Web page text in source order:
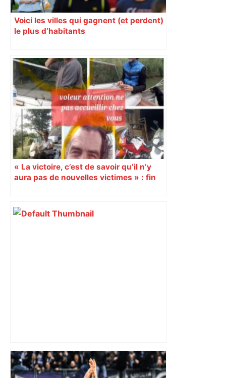
Voici les villes qui gagnent (et perdent)
le plus d’habitants
« La victoire, c’est de savoir qu’il n’y
aura pas de nouvelles victimes » : fin
Au cœur du quotidien d'une infirmière
du CHU de Toulouse – Sud Radio